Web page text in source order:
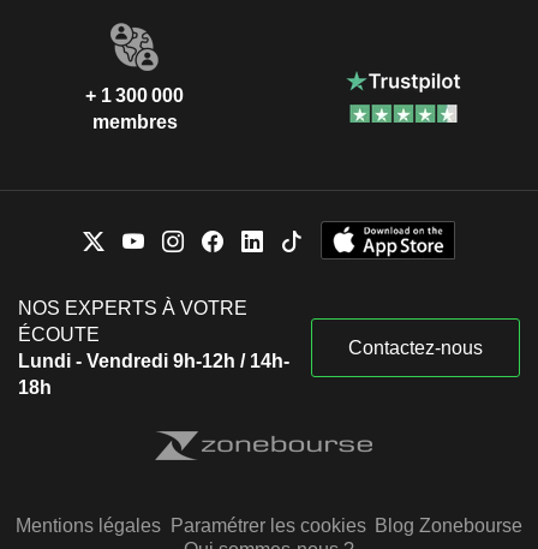
+ 1 300 000
membres
NOS EXPERTS À VOTRE
ÉCOUTE
Lundi - Vendredi 9h-12h / 14h-
18h
Contactez-nous
Mentions légales Paramétrer les cookies Blog Zonebourse